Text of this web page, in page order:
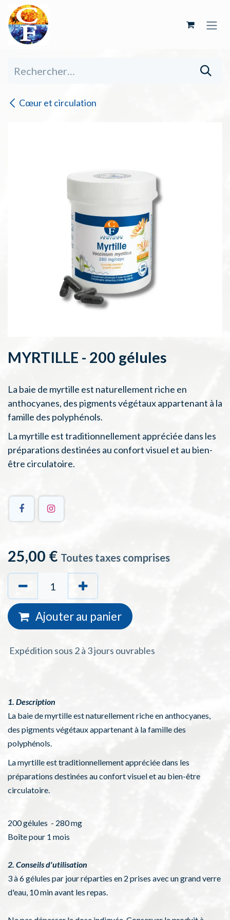
Se rendre au contenu
Cœur et circulation
MYRTILLE - 200 gélules
La baie de myrtille est naturellement riche en
anthocyanes, des pigments végétaux appartenant à la
famille des polyphénols.
La myrtille est traditionnellement appréciée dans les
préparations destinées au confort visuel et au bien-
être circulatoire.
25,00 € Toutes taxes comprises
Ajouter au panier
Expédition sous 2 à 3 jours ouvrables
1. Description
La baie de myrtille est naturellement riche en anthocyanes,
des pigments végétaux appartenant à la famille des
polyphénols.
La myrtille est traditionnellement appréciée dans les
préparations destinées au confort visuel et au bien-être
circulatoire.
200 gélules - 280 mg
Boîte pour 1 mois
2. Conseils d'utilisation
3 à 6 gélules par jour réparties en 2 prises avec un grand verre
d'eau, 10 min avant les repas.